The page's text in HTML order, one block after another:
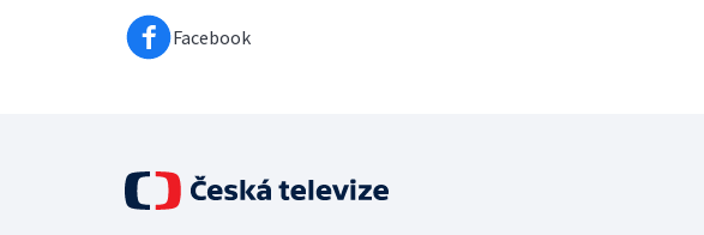
Facebook